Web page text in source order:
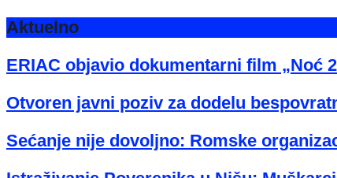
Aktuelno
ERIAC objavio dokumentarni film „Noć
Otvoren javni poziv za dodelu
Sećanje nije dovoljno: Romske